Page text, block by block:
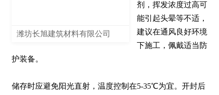
潍坊长旭建筑材料有限公司
剂，挥发浓度过高可
能引起头晕等不适，
建议在通风良好环境
下施工，佩戴适当防
护装备。
储存时应避免阳光直射，温度控制在5-35℃为宜。开封后